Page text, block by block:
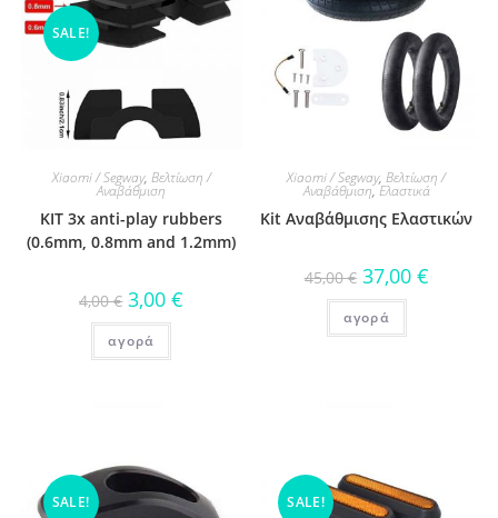
SALE!
Xiaomi / Segway, Βελτίωση /
Αναβάθμιση
KIT 3x anti-play rubbers
(0.6mm, 0.8mm and 1.2mm)
4,00€ 3,00€
αγορά
Xiaomi / Segway,Βελτίωση /
Αναβάθμιση,Ελαστικά
Kit Αναβάθμισης Ελαστικών
45,00€ 37,00 €
αγορά
SALE! SALE!